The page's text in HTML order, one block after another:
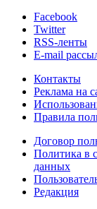
Facebook
Twitter
RSS-ленты
E-mail
Контакты
Реклама на
Правила
Договор
Политика в
данных
Редакция